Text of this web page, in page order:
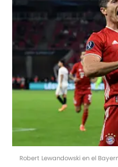
Robert Lewandowski en el